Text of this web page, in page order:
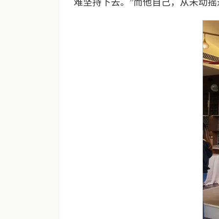
难坚持下去。”而他自己，从未动